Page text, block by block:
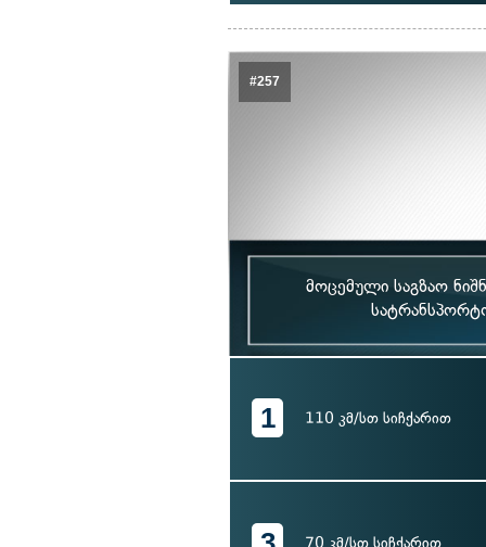
#257
მოცემული საგზაო
1 110 კმ/სთ სიჩქარით
70 კმ/სთ სიჩქარით